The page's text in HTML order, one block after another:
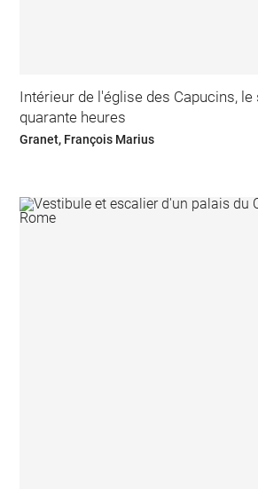
Intérieur de l'église des Capucins, le
quarante heures
Granet, François Marius